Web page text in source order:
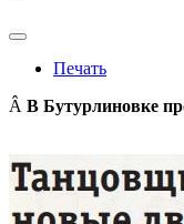
Печать
Â В Бутурлиновке